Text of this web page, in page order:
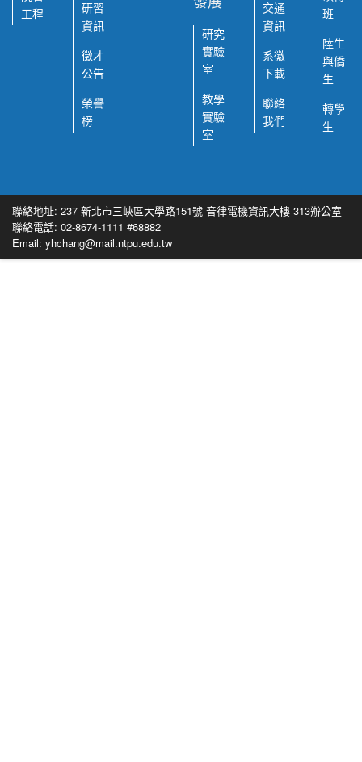
工程
研習
資訊
徵才
公告
榮譽
榜
研究
實驗
室
教學
實驗
室
交通
資訊
系徽
下載
聯絡
我們
班
陸生
與僑
生
轉學
生
聯絡地址: 237 新北市三峽區大學路151號 音律電機資訊大樓 313辦公室
聯絡電話: 02-8674-1111 #68882
Email: yhchang@mail.ntpu.edu.tw